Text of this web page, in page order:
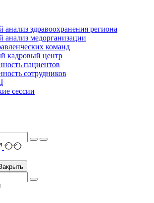
здравоохранения региона
анализ медорганизации
команд
кадровый центр
пациентов
сотрудников
сессии